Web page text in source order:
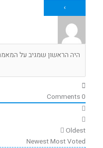
0
Oldest
NewestMost Voted